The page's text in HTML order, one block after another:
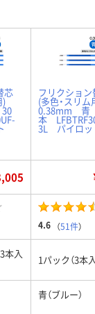
芯
)
フリクション
(多色・スリ
0.38mm
本
3L パイロッ
4.6 （51件）
本入
1パック（3本
青（ブルー）